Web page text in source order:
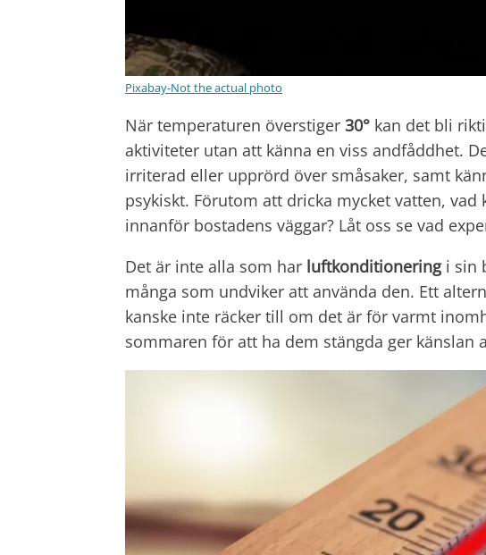
Pixabay-Not the actual photo
När temperaturen överstiger 30° kan det bli
aktiviteter utan att känna en viss andfåddhet.
irriterad eller upprörd över småsaker, samt
psykiskt. Förutom att dricka mycket vatten,
innanför bostadens väggar? Låt oss se vad
Det är inte alla som har luftkonditioneringi sin
många som undviker att använda den. Ett
kanske inte räcker till om det är för varmt
sommaren för att ha dem stängda ger känslan